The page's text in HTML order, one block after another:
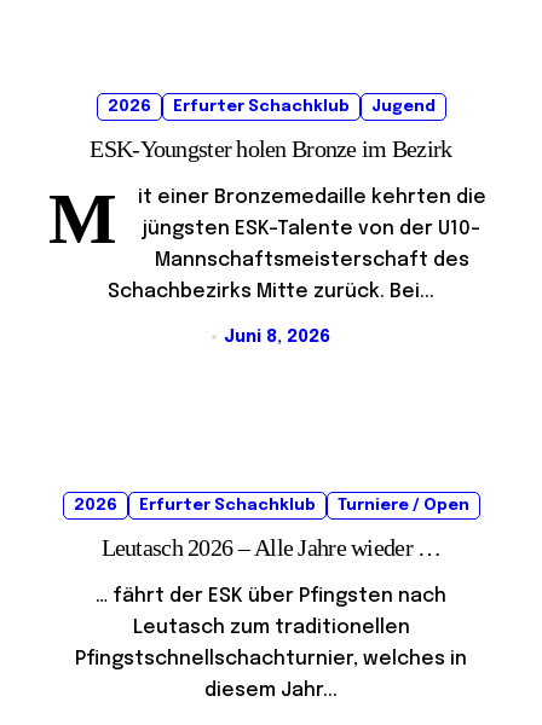
2026 Erfurter Schachklub Jugend
ESK-Youngster holen Bronze im Bezirk
M
it einer Bronzemedaille kehrten die
jüngsten ESK-Talente von der U10-
Mannschaftsmeisterschaft des
Schachbezirks Mitte zurück. Bei...
Juni 8, 2026
2026 Erfurter Schachklub Turniere / Open
Leutasch 2026 – Alle Jahre wieder …
… fährt der ESK über Pfingsten nach
Leutasch zum traditionellen
Pfingstschnellschachturnier, welches in
diesem Jahr...